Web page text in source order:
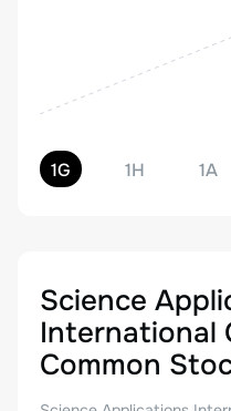
1G 1H 1A
Science
International
Common